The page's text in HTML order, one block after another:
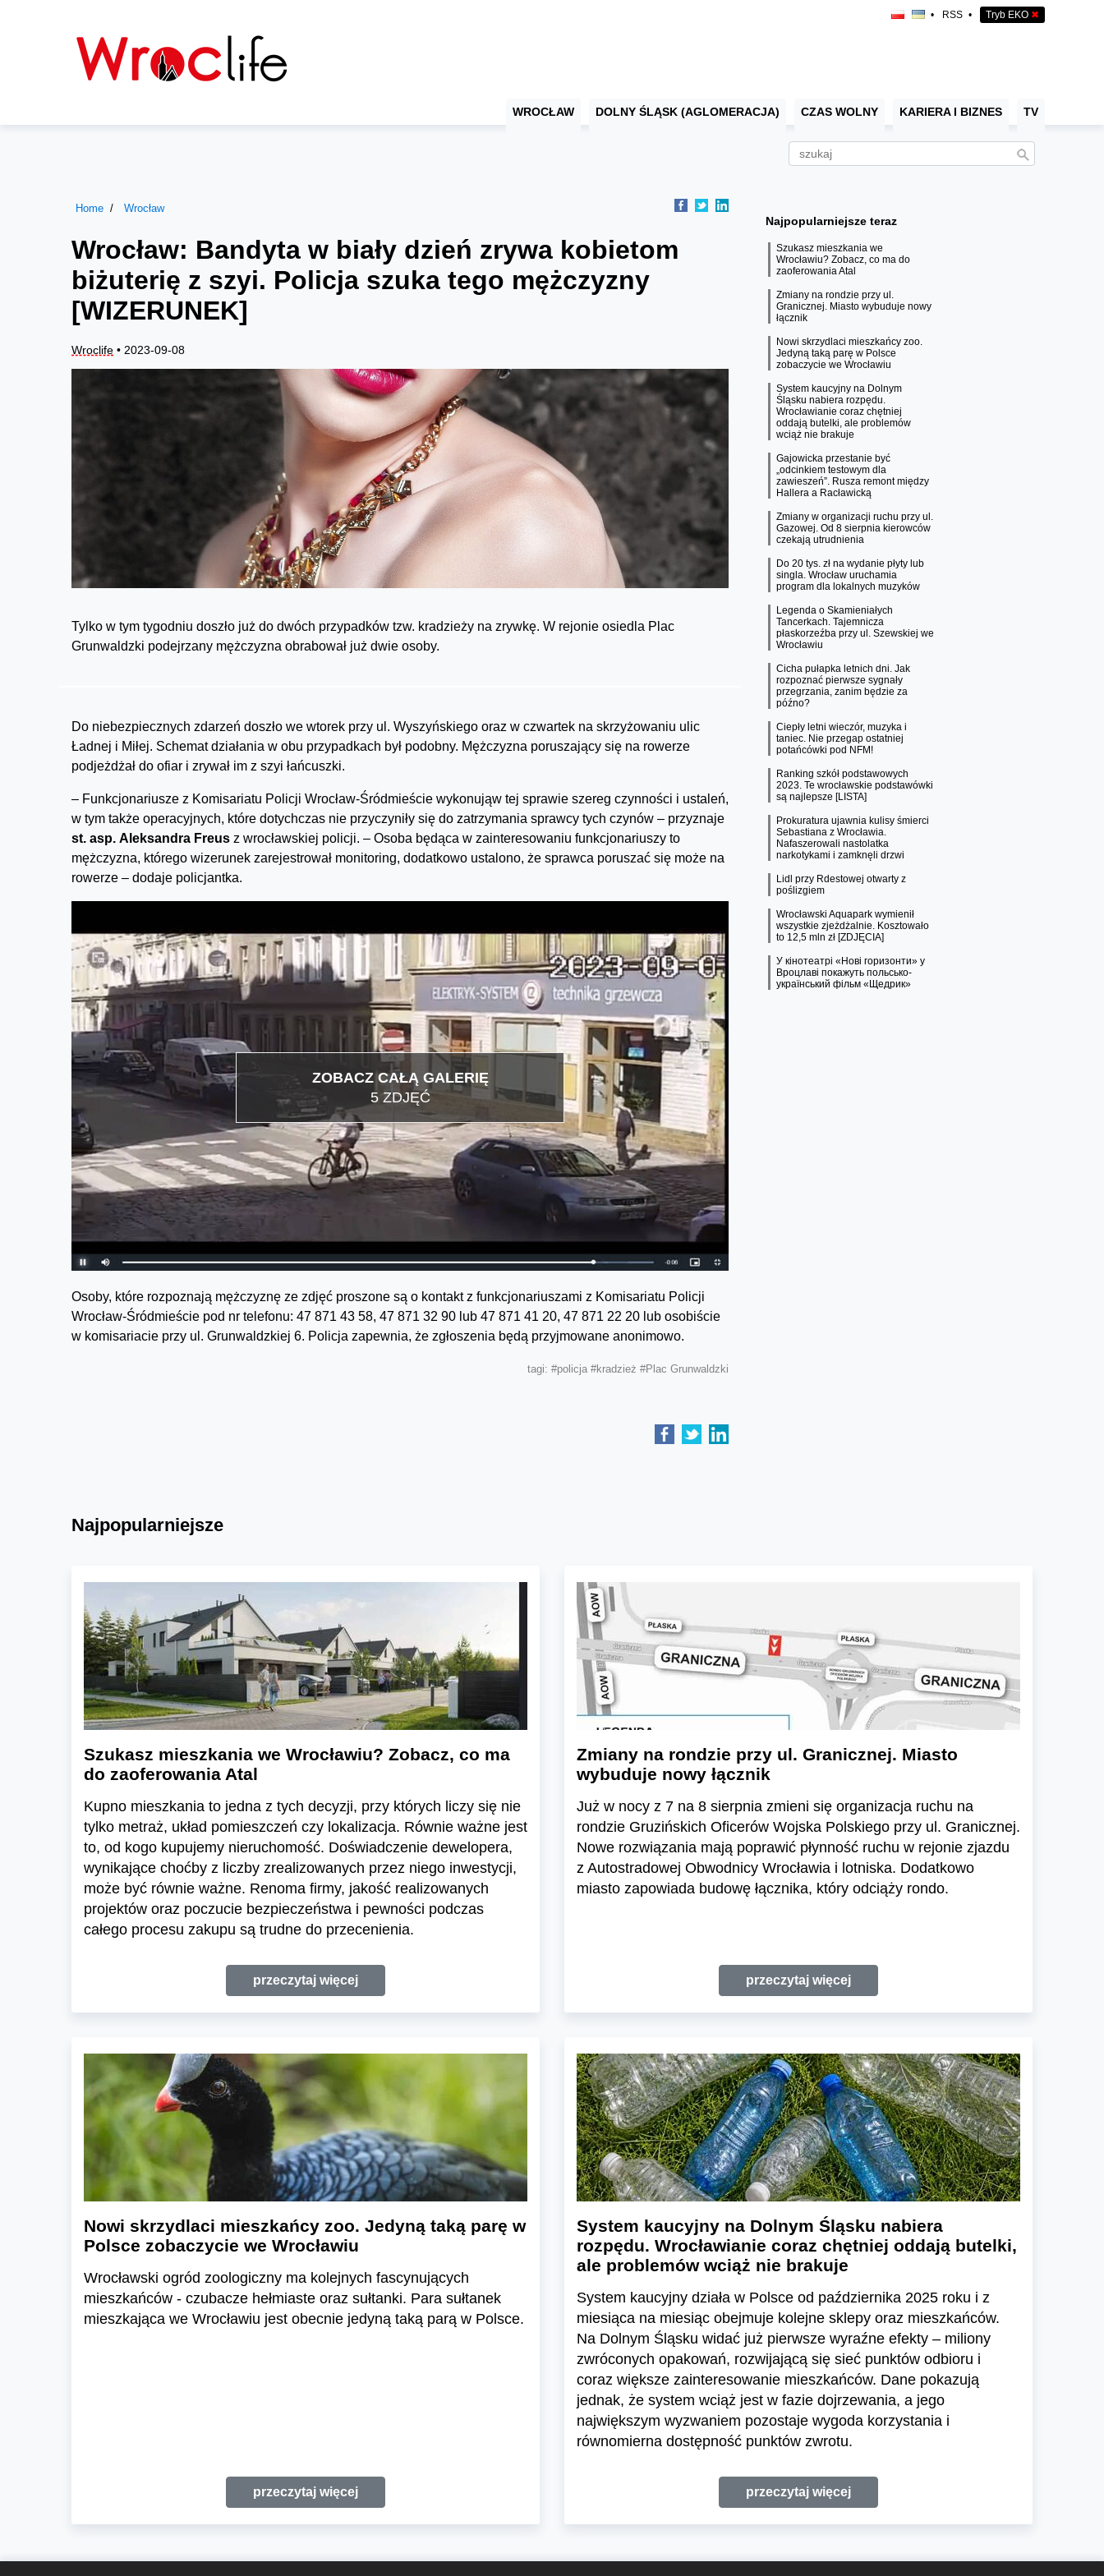
• RSS • Tryb EKO ✖
WROCŁAW DOLNY ŚLĄSK (AGLOMERACJA) CZAS WOLNY KARIERA I BIZNES TV
Home Wrocław
Wrocław: Bandyta w biały dzień zrywa kobietom
biżuterię z szyi. Policja szuka tego mężczyzny
[WIZERUNEK]
Wroclife • 2023-09-08
Tylko w tym tygodniu doszło już do dwóch przypadków tzw. kradzieży na zrywkę. W rejonie osiedla Plac
Grunwaldzki podejrzany mężczyzna obrabował już dwie osoby.
Do niebezpiecznych zdarzeń doszło we wtorek przy ul. Wyszyńskiego oraz w czwartek na skrzyżowaniu ulic
Ładnej i Miłej. Schemat działania w obu przypadkach był podobny. Mężczyzna poruszający się na rowerze
podjeżdżał do ofiar i zrywał im z szyi łańcuszki.
– Funkcjonariusze z Komisariatu Policji Wrocław-Śródmieście wykonująw tej sprawie szereg czynności i ustaleń,
w tym także operacyjnych, które dotychczas nie przyczyniły się do zatrzymania sprawcy tych czynów – przyznaje
st. asp. Aleksandra Freus z wrocławskiej policji. – Osoba będąca w zainteresowaniu funkcjonariuszy to
mężczyzna, którego wizerunek zarejestrował monitoring, dodatkowo ustalono, że sprawca poruszać się może na
rowerze – dodaje policjantka.
ZOBACZ CAŁĄ GALERIĘ
5 ZDJĘĆ
Osoby, które rozpoznają mężczyznę ze zdjęć proszone są o kontakt z funkcjonariuszami z Komisariatu Policji
Wrocław-Śródmieście pod nr telefonu: 47 871 43 58, 47 871 32 90 lub 47 871 41 20, 47 871 22 20 lub osobiście
w komisariacie przy ul. Grunwaldzkiej 6. Policja zapewnia, że zgłoszenia będą przyjmowane anonimowo.
tagi: #policja #kradzież #Plac Grunwaldzki
Najpopularniejsze teraz
Szukasz mieszkania we
Wrocławiu? Zobacz, co ma do
zaoferowania Atal
Zmiany na rondzie przy ul.
Granicznej. Miasto wybuduje nowy
łącznik
Nowi skrzydlaci mieszkańcy zoo.
Jedyną taką parę w Polsce
zobaczycie we Wrocławiu
System kaucyjny na Dolnym
Śląsku nabiera rozpędu.
Wrocławianie coraz chętniej
oddają butelki, ale problemów
wciąż nie brakuje
Gajowicka przestanie być
„odcinkiem testowym dla
zawieszeń”. Rusza remont między
Hallera a Racławicką
Zmiany w organizacji ruchu przy ul.
Gazowej. Od 8 sierpnia kierowców
czekają utrudnienia
Do 20 tys. zł na wydanie płyty lub
singla. Wrocław uruchamia
program dla lokalnych muzyków
Legenda o Skamieniałych
Tancerkach. Tajemnicza
płaskorzeźba przy ul. Szewskiej we
Wrocławiu
Cicha pułapka letnich dni. Jak
rozpoznać pierwsze sygnały
przegrzania, zanim będzie za
późno?
Ciepły letni wieczór, muzyka i
taniec. Nie przegap ostatniej
potańcówki pod NFM!
Ranking szkół podstawowych
2023. Te wrocławskie podstawówki
są najlepsze [LISTA]
Prokuratura ujawnia kulisy śmierci
Sebastiana z Wrocławia.
Nafaszerowali nastolatka
narkotykami i zamknęli drzwi
Lidl przy Rdestowej otwarty z
poślizgiem
Wrocławski Aquapark wymienił
wszystkie zjeżdżalnie. Kosztowało
to 12,5 mln zł [ZDJĘCIA]
У кінотеатрі «Нові горизонти» у
Вроцлаві покажуть польсько-
український фільм «Щедрик»
Najpopularniejsze
Szukasz mieszkania we Wrocławiu? Zobacz, co ma
do zaoferowania Atal
Kupno mieszkania to jedna z tych decyzji, przy których liczy się nie
tylko metraż, układ pomieszczeń czy lokalizacja. Równie ważne jest
to, od kogo kupujemy nieruchomość. Doświadczenie dewelopera,
wynikające choćby z liczby zrealizowanych przez niego inwestycji,
może być równie ważne. Renoma firmy, jakość realizowanych
projektów oraz poczucie bezpieczeństwa i pewności podczas
całego procesu zakupu są trudne do przecenienia.
przeczytaj więcej
Zmiany na rondzie przy ul. Granicznej. Miasto
wybuduje nowy łącznik
Już w nocy z 7 na 8 sierpnia zmieni się organizacja ruchu na
rondzie Gruzińskich Oficerów Wojska Polskiego przy ul. Granicznej.
Nowe rozwiązania mają poprawić płynność ruchu w rejonie zjazdu
z Autostradowej Obwodnicy Wrocławia i lotniska. Dodatkowo
miasto zapowiada budowę łącznika, który odciąży rondo.
przeczytaj więcej
Nowi skrzydlaci mieszkańcy zoo. Jedyną taką parę w
Polsce zobaczycie we Wrocławiu
Wrocławski ogród zoologiczny ma kolejnych fascynujących
mieszkańców - czubacze hełmiaste oraz sułtanki. Para sułtanek
mieszkająca we Wrocławiu jest obecnie jedyną taką parą w Polsce.
przeczytaj więcej
System kaucyjny na Dolnym Śląsku nabiera
rozpędu. Wrocławianie coraz chętniej oddają butelki,
ale problemów wciąż nie brakuje
System kaucyjny działa w Polsce od października 2025 roku i z
miesiąca na miesiąc obejmuje kolejne sklepy oraz mieszkańców.
Na Dolnym Śląsku widać już pierwsze wyraźne efekty – miliony
zwróconych opakowań, rozwijającą się sieć punktów odbioru i
coraz większe zainteresowanie mieszkańców. Dane pokazują
jednak, że system wciąż jest w fazie dojrzewania, a jego
największym wyzwaniem pozostaje wygoda korzystania i
równomierna dostępność punktów zwrotu.
przeczytaj więcej